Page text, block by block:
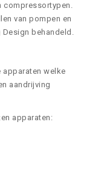
compressortypen.
van pompen en
behandeld.
apparaten welke
aandrijving
apparaten: